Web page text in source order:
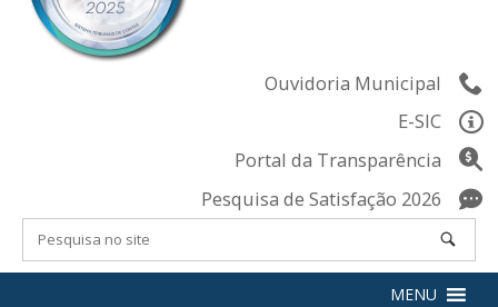
Ouvidoria Municipal
E-SIC
Portal da Transparência
Pesquisa de Satisfação 2026
MENU